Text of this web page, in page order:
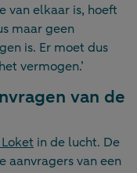
van elkaar is, hoeft
maar geen
is. Er moet dus
vermogen.’
van de
in de lucht. De
van een